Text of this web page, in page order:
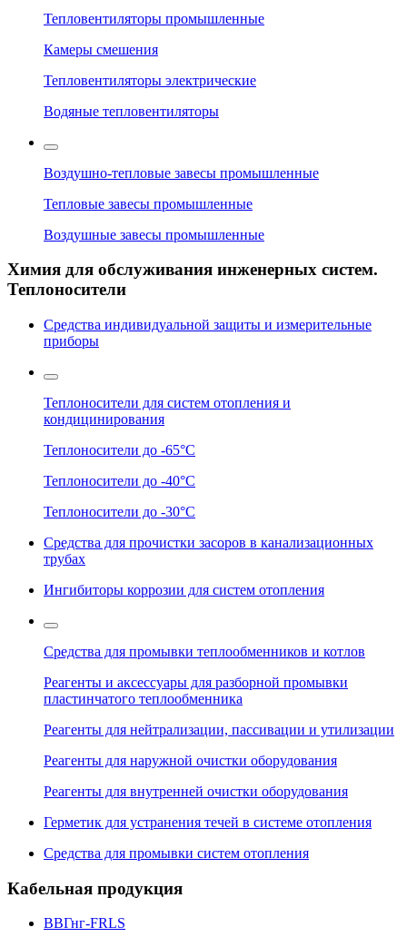
Тепловентиляторы промышленные
Камеры смешения
Тепловентиляторы электрические
Водяные тепловентиляторы
Воздушно-тепловые завесы промышленные
Тепловые завесы промышленные
Воздушные завесы промышленные
Химия для обслуживания инженерных систем.
Теплоносители
Средства индивидуальной защиты и измерительные
приборы
Теплоносители для систем отопления и
кондицинирования
Теплоносители до -65°C
Теплоносители до -40°C
Теплоносители до -30°C
Средства для прочистки засоров в канализационных
трубах
Ингибиторы коррозии для систем отопления
Средства для промывки теплообменников и котлов
Реагенты и аксессуары для разборной промывки
пластинчатого теплообменника
Реагенты для нейтрализации, пассивации и утилизации
Реагенты для наружной очистки оборудования
Реагенты для внутренней очистки оборудования
Герметик для устранения течей в системе отопления
Средства для промывки систем отопления
Кабельная продукция
ВВГнг-FRLS